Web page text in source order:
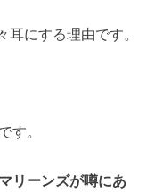
にする理由です。
す。
リーンズが噂にあ